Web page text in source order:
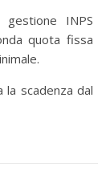
quota fissa
scadenza dal